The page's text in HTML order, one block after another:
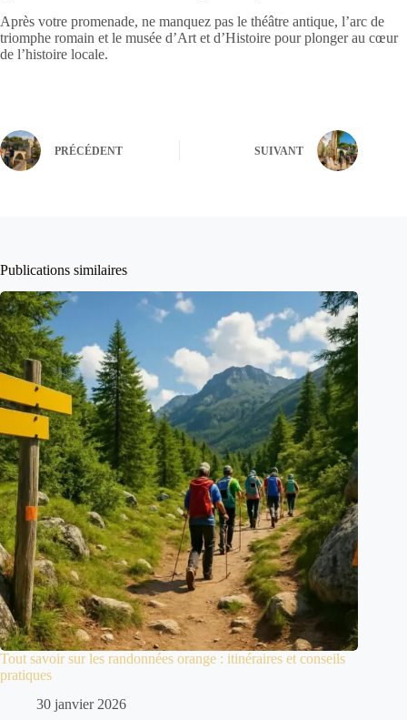
Après votre promenade, ne manquez pas le théâtre antique, l’arc de
triomphe romain et le musée d’Art et d’Histoire pour plonger au cœur
de l’histoire locale.
PRÉCÉDENT SUIVANT
Publications similaires
Tout savoir sur les randonnées orange : itinéraires et conseils
pratiques
30 janvier 2026